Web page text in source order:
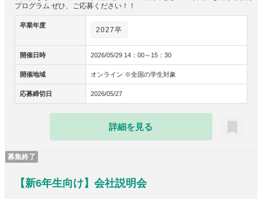
プログラム ぜひ、ご応募ください！！
卒業年度
2027卒
開催日時 2026/05/29 14：00～15：30
開催地域 オンライン ※全国の学生対象
応募締切日 2026/05/27
詳細を見る
募集終了
【新6年生向け】会社説明会